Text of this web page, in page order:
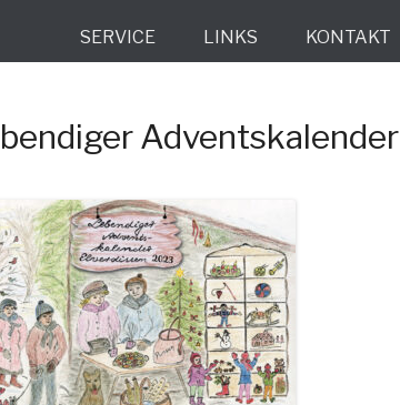
SERVICE LINKS KONTAKT
Adventskalender